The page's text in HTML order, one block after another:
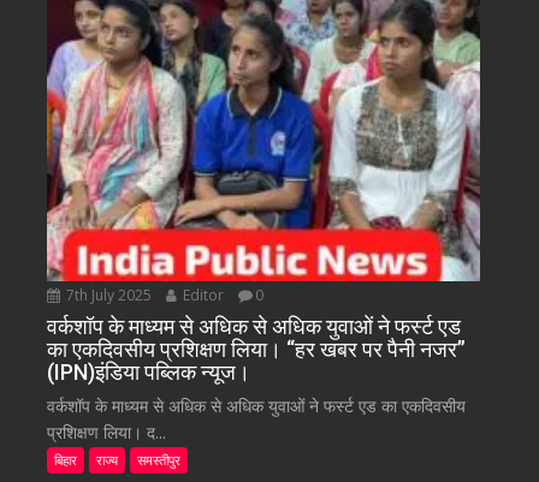
7th July 2025 Editor 0
वर्कशॉप के माध्यम से अधिक से अधिक युवाओं ने फर्स्ट एड
का एकदिवसीय प्रशिक्षण लिया। “हर खबर पर पैनी नजर”
(IPN)इंडिया पब्लिक न्यूज।
वर्कशॉप के माध्यम से अधिक से अधिक युवाओं ने फर्स्ट एड का एकदिवसीय
प्रशिक्षण लिया। द...
बिहार राज्य समस्तीपुर